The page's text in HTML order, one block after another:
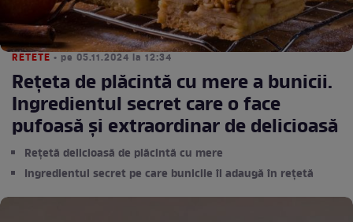
RETETE • pe 05.11.2024 la 12:34
Rețeta de plăcintă cu mere a bunicii.
Ingredientul secret care o face
pufoasă și extraordinar de delicioasă
Rețetă delicioasă de plăcintă cu mere
Ingredientul secret pe care bunicile îl adaugă în rețetă